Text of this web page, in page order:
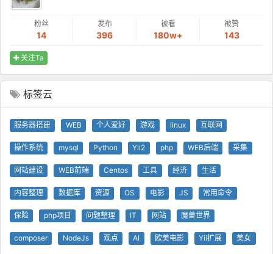
粉丝
14
发布
396
被看
180w+
被赞
143
关注Ta
标签云
服务器搭建 WEB 个人爱好 游戏 linux 互联网
操作系统 mysql Python Yii2 php WEB后端 采集
网站建设 WEB前端 Centos 工具 经济 生活
内容整理 数据库 资源 OS 电影 JS 常用命令
保险 php项目 问题整理 IT 网站 魔兽世界
composer NodeJs 观点 AI 欧美电影 Yii扩展 美女